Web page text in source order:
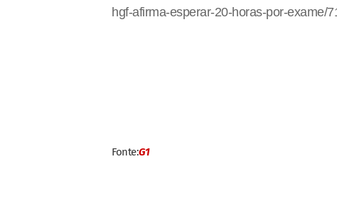
hgf-afirma-esperar-20-horas-por-exame/
Fonte:G1